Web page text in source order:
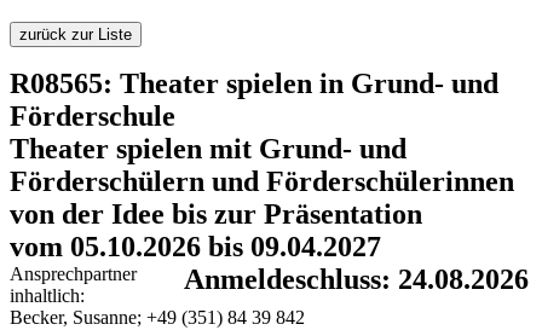
zurück zur Liste
R08565: Theater spielen in Grund- und
Förderschule
Theater spielen mit Grund- und
Förderschülern und Förderschülerinnen
von der Idee bis zur Präsentation
vom 05.10.2026 bis 09.04.2027
Anmeldeschluss: 24.08.2026
Ansprechpartner
inhaltlich:
Becker, Susanne; +49 (351) 84 39 842